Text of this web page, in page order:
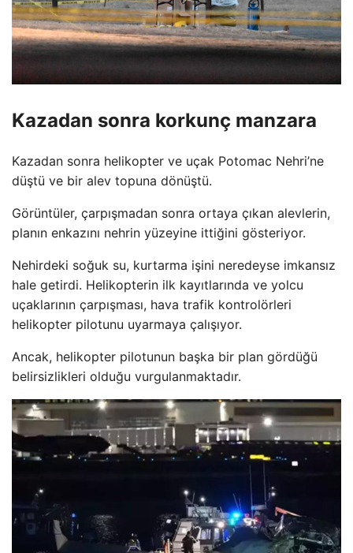
Kazadan sonra korkunç manzara
Kazadan sonra helikopter ve uçak Potomac Nehri’ne
düştü ve bir alev topuna dönüştü.
Görüntüler, çarpışmadan sonra ortaya çıkan alevlerin,
planın enkazını nehrin yüzeyine ittiğini gösteriyor.
Nehirdeki soğuk su, kurtarma işini neredeyse imkansız
hale getirdi. Helikopterin ilk kayıtlarında ve yolcu
uçaklarının çarpışması, hava trafik kontrolörleri
helikopter pilotunu uyarmaya çalışıyor.
Ancak, helikopter pilotunun başka bir plan gördüğü
belirsizlikleri olduğu vurgulanmaktadır.